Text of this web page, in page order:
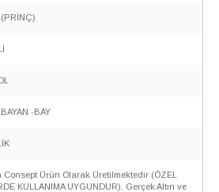
-BAY
Consept Ürün Olarak Üretilmektedir (ÖZEL
KULLANIMA UYGUNDUR). Gerçek Altın ve